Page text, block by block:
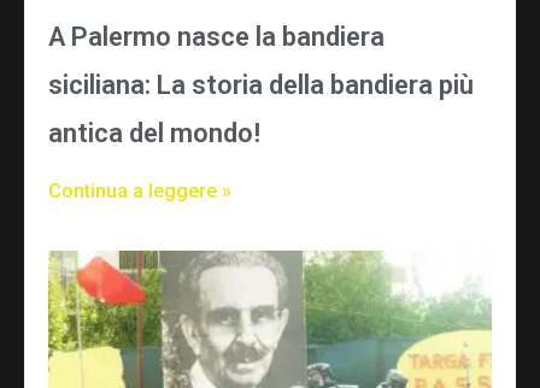
A Palermo nasce la bandiera
siciliana: La storia della bandiera più
antica del mondo!
Continua a leggere »